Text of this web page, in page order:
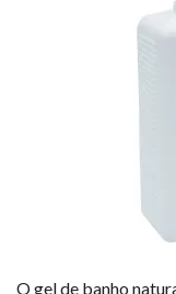
O gel de banho